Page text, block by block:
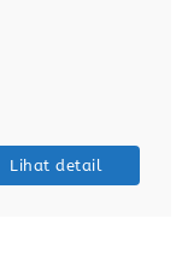
Lihat detail